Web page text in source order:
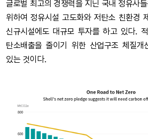
글로벌 최고의 경쟁력을 지닌 국내 정유사들
위하여 정유시설 고도화와 저탄소 친환경
신규시설에도 대규모 투자를 하고 있다.
탄소배출을 줄이기 위한 산업구조 체질개
있는 것이다.